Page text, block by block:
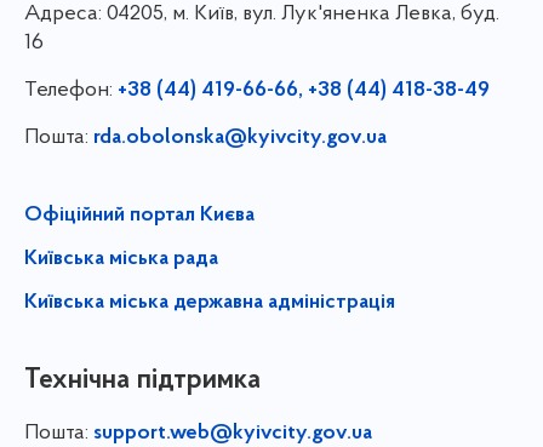
Адреса: 04205, м. Київ, вул. Лук'яненка Левка, буд.
16
Телефон: +38 (44) 419-66-66, +38 (44) 418-38-49
Пошта: rda.obolonska@kyivcity.gov.ua
Офіційний портал Києва
Київська міська рада
Київська міська державна адміністрація
Технічна підтримка
Пошта: support.web@kyivcity.gov.ua